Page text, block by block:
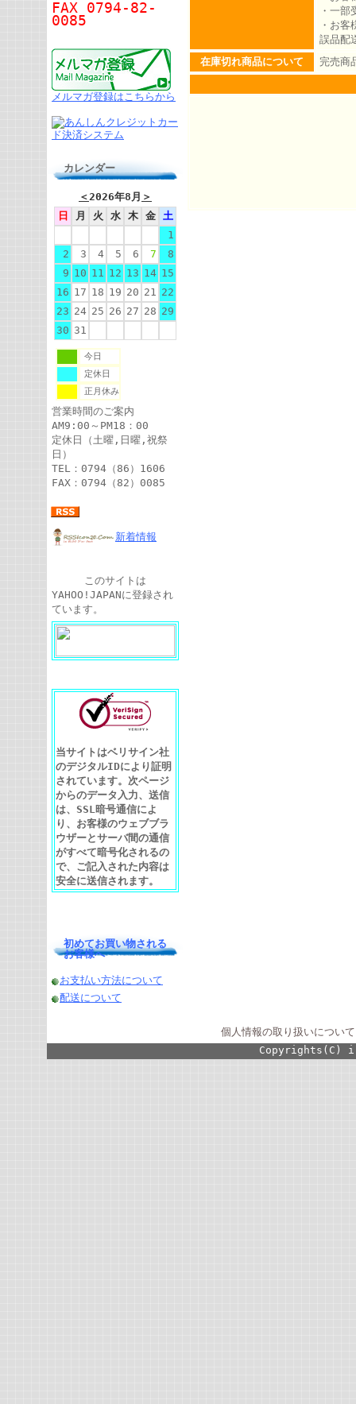
FAX 0794-82-
0085
メルマガ登録はこちらから
カレンダー
＜2026年8月 ＞
日
月 火 水 木 金
土
1
2
3 4 5 6 7
8
9 10 11 12 13 14 15
16 17 18 19 20 21 22
23 24 25 26 27 28 29
30 31
今日
定休日
正月休み
営業時間のご案内
AM9:00～PM18：00
定休日（土曜,日曜,祝祭
日）
TEL：0794（86）1606
FAX：0794（82）0085
新着情報
このサイトは
YAHOO!JAPANに登録され
ています。
当サイトはベリサイン社
のデジタルIDにより証明
されています。次ページ
からのデータ入力、送信
は、SSL暗号通信によ
り、お客様のウェブブラ
ウザーとサーバ間の通信
がすべて暗号化されるの
で、ご記入された内容は
安全に送信されます。
初めてお買い物される
お客様へ
お支払い方法について
配送について
・一
・お
誤品配
在庫切れ商品について
完売商
個人情報の取り扱いについて
Copyrights(C)